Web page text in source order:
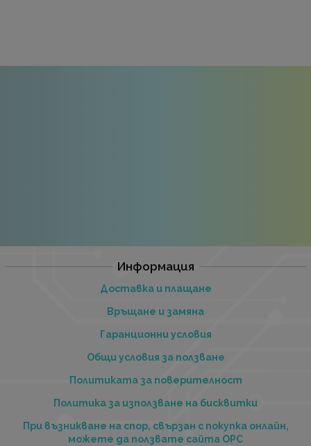
Информация
Доставка и плащане
Връщане и замяна
Гаранционни условия
Общи условия за ползване
Политиката за поверителност
Политика за използване на бисквитки
При възникване на спор, свързан с покупка онлайн,
можете да ползвате сайта ОРС